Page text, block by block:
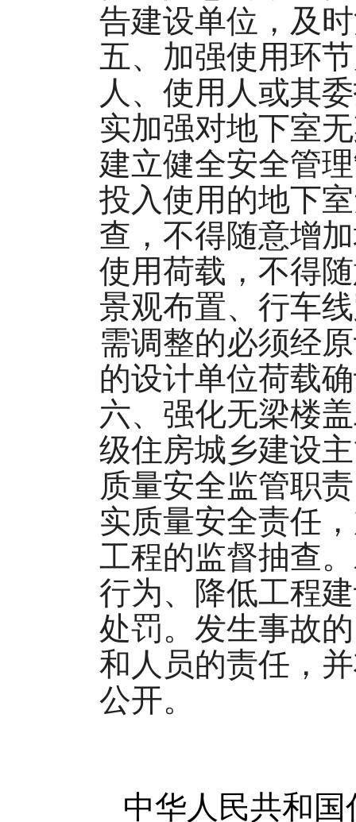
告建设单位，及
五、加强使用环
人、使用人或其
实加强对地下室
建立健全安全管
投入使用的地下
查，不得随意增
使用荷载，不得
景观布置、行车
需调整的必须经
的设计单位荷载
六、强化无梁楼
级住房城乡建设
质量安全监管职
实质量安全责任
工程的监督抽查
行为、降低工程
处罚。发生事故
和人员的责任，
公开。
中华人民共和